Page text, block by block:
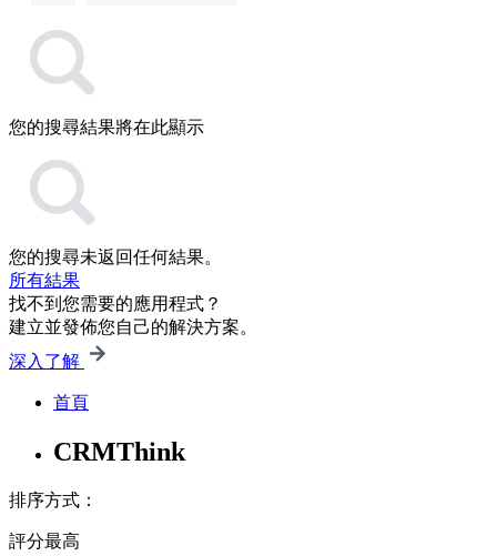
您的搜尋結果將在此顯示
您的搜尋未返回任何結果。
所有結果
找不到您需要的應用程式？
建立並發佈您自己的解決方案。
深入了解
首頁
CRMThink
排序方式：
評分最高